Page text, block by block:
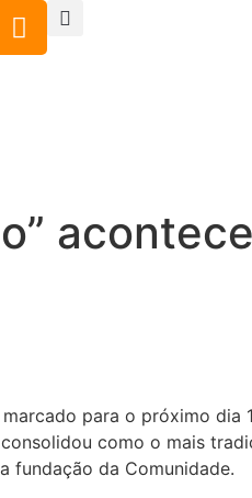
para o próximo dia
como o mais
fundação da Comunidade.